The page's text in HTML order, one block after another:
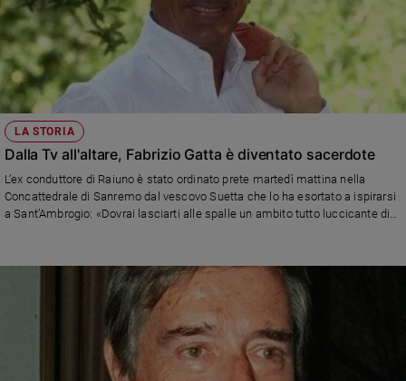
LA STORIA
Dalla Tv all'altare, Fabrizio Gatta è diventato sacerdote
L’ex conduttore di Raiuno è stato ordinato prete martedì mattina nella
Concattedrale di Sanremo dal vescovo Suetta che lo ha esortato a ispirarsi
a Sant’Ambrogio: «Dovrai lasciarti alle spalle un ambito tutto luccicante di